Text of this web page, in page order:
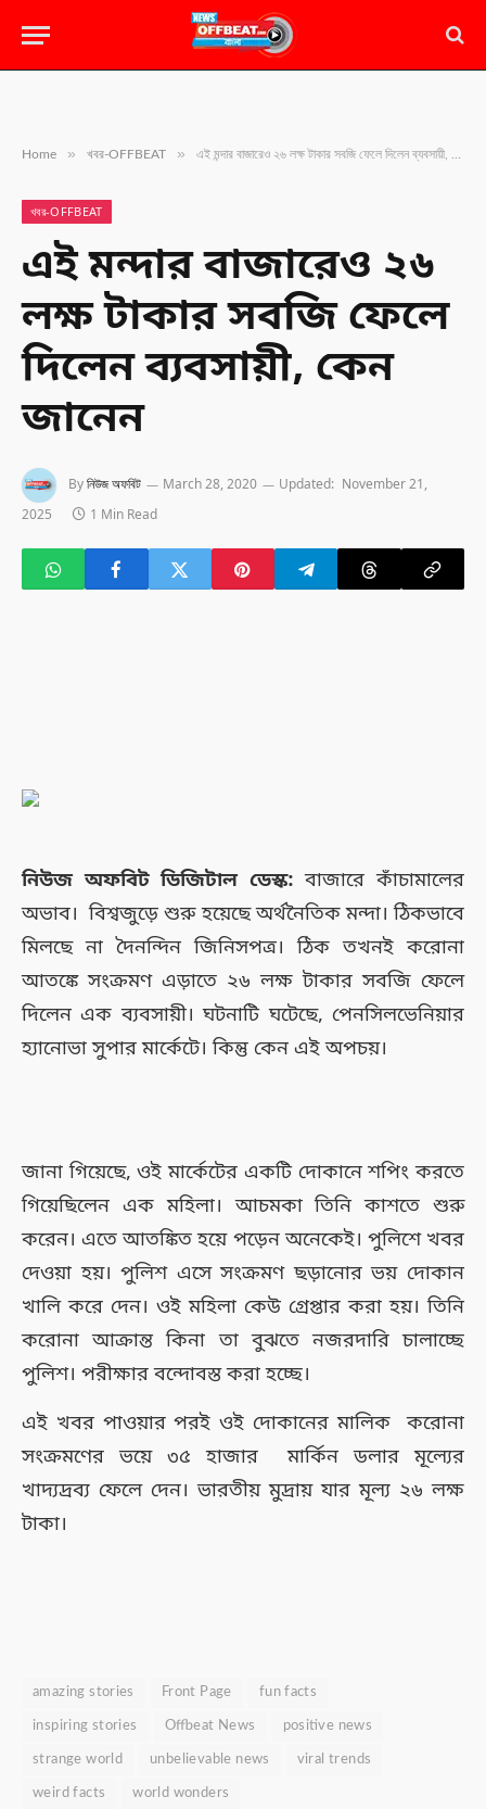
Home » খবর-OFFBEAT » এই মন্দার বাজারেও ২৬ লক্ষ টাকার সবজি ফেলে দিলেন ব্যবসায়ী, কেন জানেন
খবর-OFFBEAT
এই মন্দার বাজারেও ২৬
লক্ষ টাকার সবজি ফেলে
দিলেন ব্যবসায়ী, কেন
জানেন
Byনিউজ অফবিট March 28, 2020 Updated: November 21,
2025
1 Min Read
নিউজ অফবিট ডিজিটাল ডেস্ক: বাজারে কাঁচামালের
অভাব। বিশ্বজুড়ে শুরু হয়েছে অর্থনৈতিক মন্দা। ঠিকভাবে
মিলছে না দৈনন্দিন জিনিসপত্র। ঠিক তখনই করোনা
আতঙ্কে সংক্রমণ এড়াতে ২৬ লক্ষ টাকার সবজি ফেলে
দিলেন এক ব্যবসায়ী। ঘটনাটি ঘটেছে, পেনসিলভেনিয়ার
হ্যানোভা সুপার মার্কেটে। কিন্তু কেন এই অপচয়।
জানা গিয়েছে, ওই মার্কেটের একটি দোকানে শপিং করতে
গিয়েছিলেন এক মহিলা। আচমকা তিনি কাশতে শুরু
করেন। এতে আতঙ্কিত হয়ে পড়েন অনেকেই। পুলিশে খবর
দেওয়া হয়। পুলিশ এসে সংক্রমণ ছড়ানোর ভয় দোকান
খালি করে দেন। ওই মহিলা কেউ গ্রেপ্তার করা হয়। তিনি
করোনা আক্রান্ত কিনা তা বুঝতে নজরদারি চালাচ্ছে
পুলিশ। পরীক্ষার বন্দোবস্ত করা হচ্ছে।
এই খবর পাওয়ার পরই ওই দোকানের মালিক করোনা
সংক্রমণের ভয়ে ৩৫ হাজার মার্কিন ডলার মূল্যের
খাদ্যদ্রব্য ফেলে দেন। ভারতীয় মুদ্রায় যার মূল্য ২৬ লক্ষ
টাকা।
amazing stories Front Page fun facts
inspiring stories Offbeat News positive news
strange world unbelievable news viral trends
weird facts world wonders